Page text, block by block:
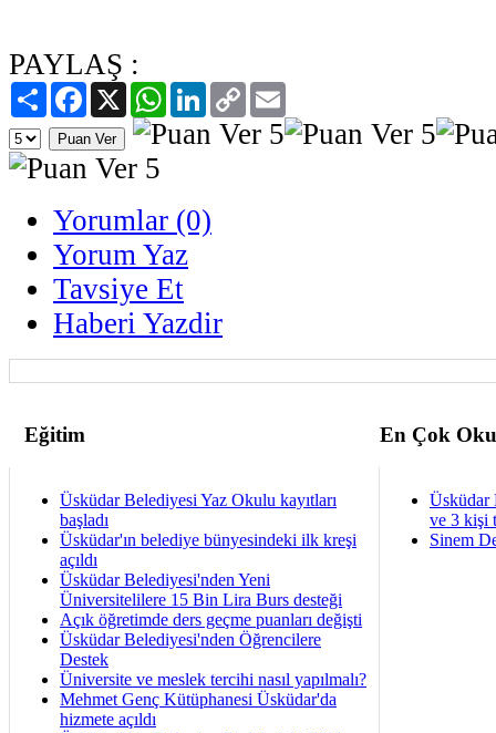
PAYLAŞ :
PaylaşFacebook
X WhatsAppLinkedIn
Copy
Link
Yorumlar (0)
Yorum Yaz
Tavsiye Et
Haberi Yazdir
Eğitim En Çok
Üsküdar Belediyesi Yaz Okulu kayıtları
başladı
Üsküdar'ın belediye bünyesindeki ilk kreşi
açıldı
Üsküdar Belediyesi'nden Yeni
Üniversitelilere 15 Bin Lira Burs desteği
Açık öğretimde ders geçme puanları değişti
Üsküdar Belediyesi'nden Öğrencilere
Destek
Üniversite ve meslek tercihi nasıl yapılmalı?
Mehmet Genç Kütüphanesi Üsküdar'da
hizmete açıldı
Üsküdar
ve 3 kişi
Sinem